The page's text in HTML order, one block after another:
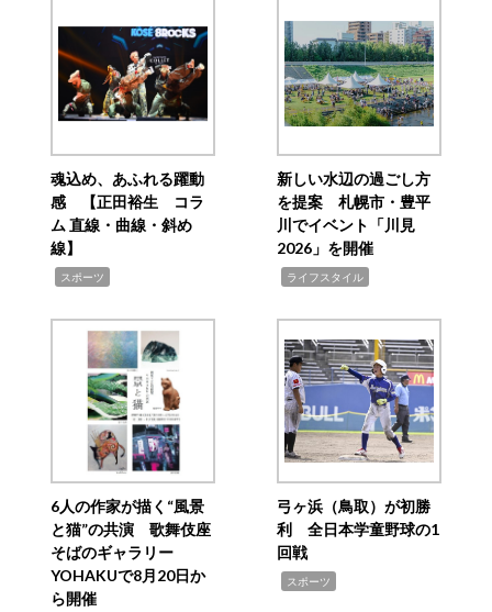
魂込め、あふれる躍動
感 【正田裕生 コラ
ム 直線・曲線・斜め
線】
スポーツ
新しい水辺の過ごし方
を提案 札幌市・豊平
川でイベント「川見
2026」を開催
ライフスタイル
6人の作家が描く“風景
と猫”の共演 歌舞伎座
そばのギャラリー
YOHAKUで8月20日か
ら開催
弓ヶ浜（鳥取）が初勝
利 全日本学童野球の1
回戦
スポーツ